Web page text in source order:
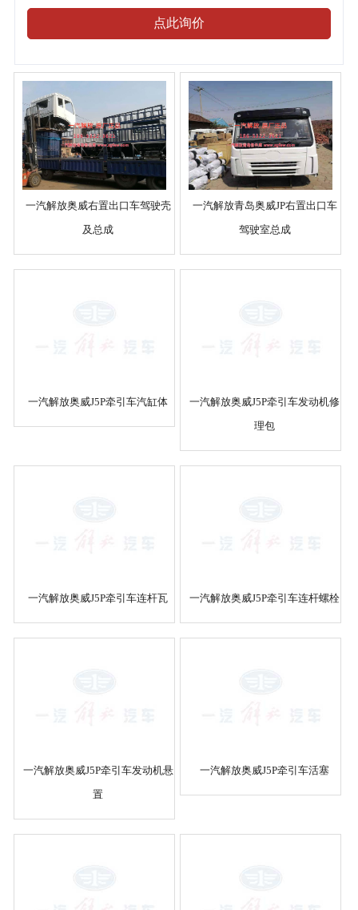
点此询价
一汽解放奥威右置出口车驾驶壳
及总成
一汽解放青岛奥威JP右置出口车
驾驶室总成
一汽解放奥威J5P牵引车汽缸体
一汽解放奥威J5P牵引车发动机修
理包
一汽解放奥威J5P牵引车连杆瓦 一汽解放奥威J5P牵引车连杆螺栓
一汽解放奥威J5P牵引车发动机悬
置
一汽解放奥威J5P牵引车活塞